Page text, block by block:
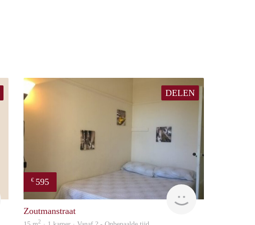
DELEN
€ 595
finder
Zoutmanstraat
2